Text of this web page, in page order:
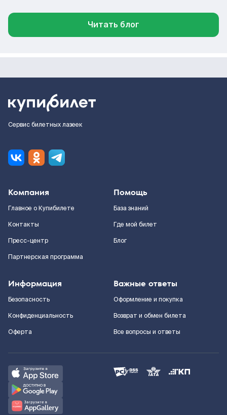
Читать блог
Сервис билетных лазеек
Компания
Главное о Купибилете
Контакты
Пресс-центр
Партнерская программа
Помощь
База знаний
Где мой билет
Блог
Информация
Безопасность
Конфиденциальность
Оферта
Важные ответы
Оформление и покупка
Возврат и обмен билета
Все вопросы и ответы